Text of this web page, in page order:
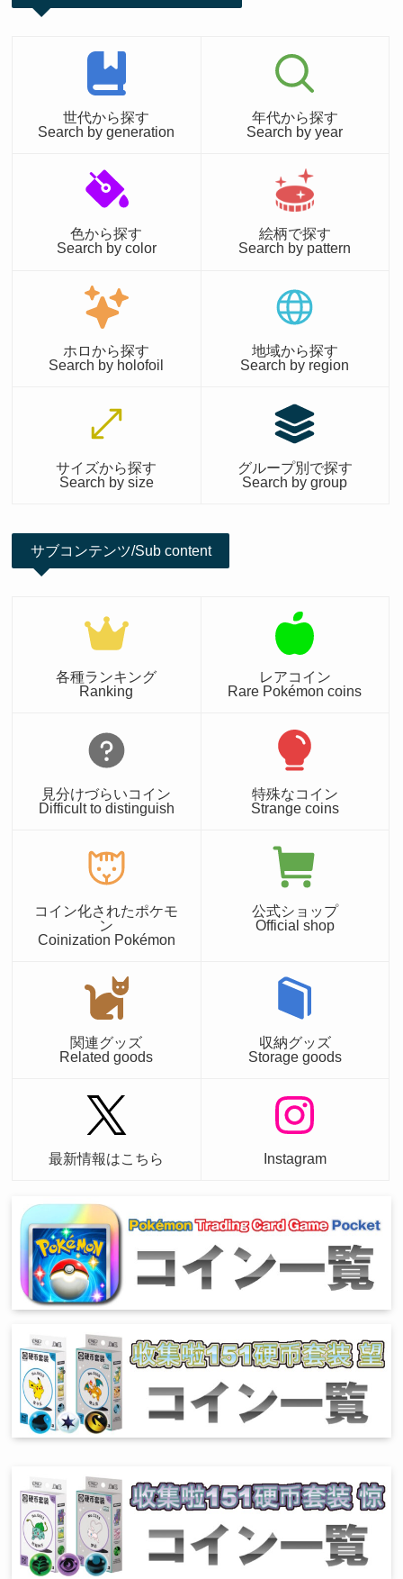
世代から探す
Search by generation
年代から探す
Search by year
色から探す
Search by color
絵柄で探す
Search by pattern
ホロから探す
Search by holofoil
地域から探す
Search by region
サイズから探す
Search by size
グループ別で探す
Search by group
サブコンテンツ/Sub content
各種ランキング
Ranking
レアコイン
Rare Pokémon coins
見分けづらいコイン
Difficult to distinguish
特殊なコイン
Strange coins
コイン化されたポケモ
ン
Coinization Pokémon
公式ショップ
Official shop
関連グッズ
Related goods
収納グッズ
Storage goods
最新情報はこちら Instagram